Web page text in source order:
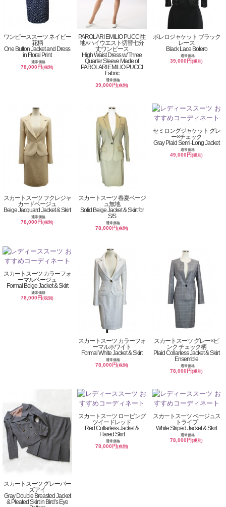
ワンピーススーツ ネイビー
花柄
One Button Jacket and Dress
in Floral Print
通常価格
78,000円(税別)
PAROLARI EMILIO PUCCI生
地×ハイウエスト切替七分
丈ワンピース
High Waist Dress w/ Three
Quarter Sleeve Made of
PAROLARI EMILIO PUCCI
Fabric
通常価格
39,000円(税別)
ボレロジャケット ブラック
レース
Black Lace Bolero
通常価格
39,000円(税別)
スカートスーツ フクレジャ
カードベージュ
Beige Jacquard Jacket & Skirt
通常価格
78,000円(税別)
スカートスーツ 春夏ベージ
ュ無地
Solid Beige Jacket & Skirt for
S/S
通常価格
78,000円(税別)
セミロングジャケット グレ
ー×チェック
Gray Plaid Semi-Long Jacket
通常価格
49,000円(税別)
スカートスーツ カラーフォ
ーマルベージュ
Formal Beige Jacket & Skirt
通常価格
78,000円(税別)
スカートスーツ カラーフォ
ーマルホワイト
Formal White Jacket & Skirt
通常価格
78,000円(税別)
スカートスーツ グレー×ピ
ンク チェック柄
Plaid Collarless Jacket & Skirt
Ensemble
通常価格
78,000円(税別)
スカートスーツ グレーバー
ズアイ
Gray Double Breasted Jacket
& Pleated Skirt in Bird’s Eye
スカートスーツ ロービング
ツイードレッド
Red Collarless Jacket &
Flared Skirt
通常価格
78,000円(税別)
スカートスーツ ベージュス
トライプ
White Striped Jacket & Skirt
通常価格
78,000円(税別)